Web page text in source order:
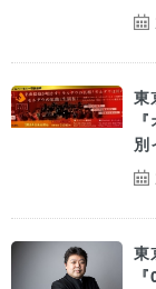
東
別
東